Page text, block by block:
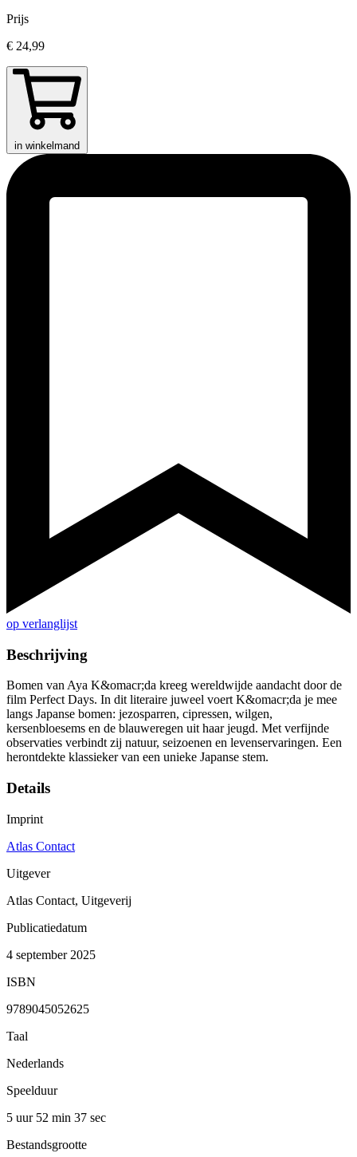
Prijs
€ 24,99
in winkelmand
op verlanglijst
Beschrijving
Bomen van Aya K&omacr;da kreeg wereldwijde aandacht door de
film Perfect Days. In dit literaire juweel voert K&omacr;da je mee
langs Japanse bomen: jezosparren, cipressen, wilgen,
kersenbloesems en de blauweregen uit haar jeugd. Met verfijnde
observaties verbindt zij natuur, seizoenen en levenservaringen. Een
herontdekte klassieker van een unieke Japanse stem.
Details
Imprint
Atlas Contact
Uitgever
Atlas Contact, Uitgeverij
Publicatiedatum
4 september 2025
ISBN
9789045052625
Taal
Nederlands
Speelduur
5 uur 52 min 37 sec
Bestandsgrootte